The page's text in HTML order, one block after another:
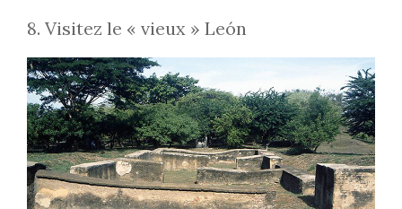
8. Visitez le « vieux » León